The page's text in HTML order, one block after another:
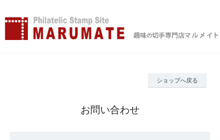
ショップへ戻る
お問い合わせ